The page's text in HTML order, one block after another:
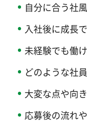
自分に合う社
入社後に成長
未経験でも働
どのような社
大変な点や向
応募後の流れ